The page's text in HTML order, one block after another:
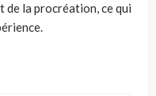
de la procréation, ce qui